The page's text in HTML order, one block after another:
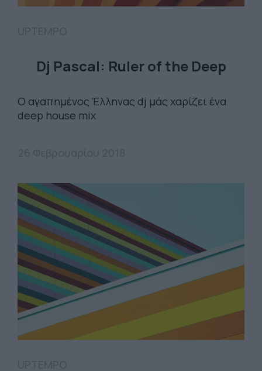
Dj Pascal: Ruler of the Deep
Ο αγαπημένος Έλληνας dj μάς χαρίζει ένα
deep house mix